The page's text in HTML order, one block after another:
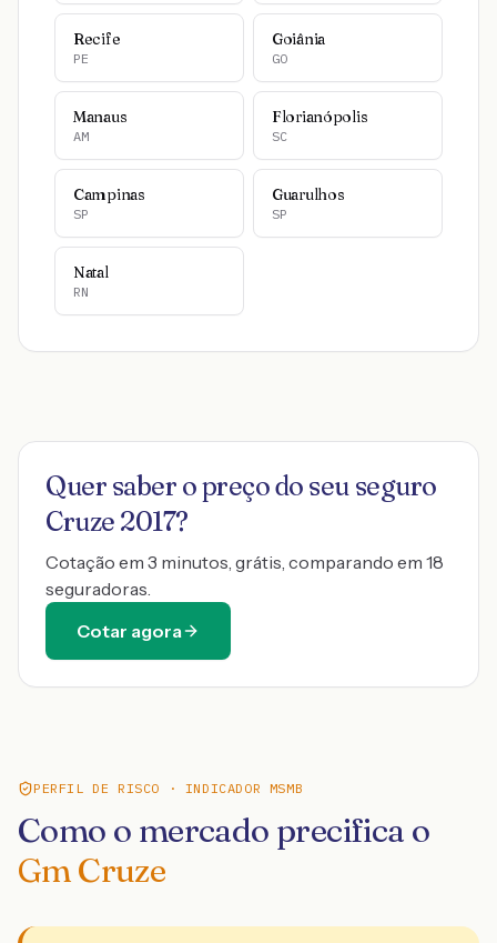
Recife
PE
Goiânia
GO
Manaus
AM
Florianópolis
SC
Campinas
SP
Guarulhos
SP
Natal
RN
Quer saber o preço do seu seguro
Cruze 2017?
Cotação em 3 minutos, grátis, comparando em 18
seguradoras.
Cotar agora
PERFIL DE RISCO · INDICADOR MSMB
Como o mercado precifica o
Gm Cruze